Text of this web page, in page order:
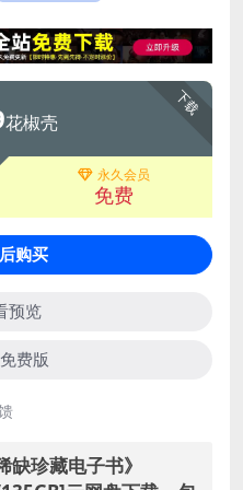
下载
花椒壳
永久会员
免费
购买
预览
费版
缺珍藏电子书》